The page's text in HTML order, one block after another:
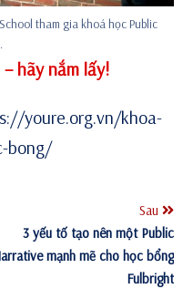
tham gia khoá học Public
hãy nắm lấy!
youre.org.vn/khoa-
bong/
Sau
3 yếu tố tạo nên một Public
mạnh mẽ cho học bổng
Fulbright